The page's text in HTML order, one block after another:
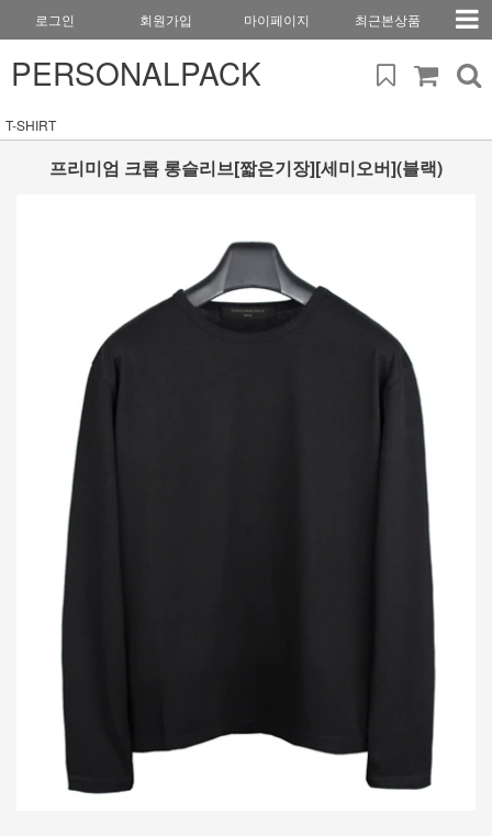
로그인 회원가입 마이페이지 최근본상품
PERSONALPACK
T-SHIRT
프리미엄 크롭 롱슬리브[짧은기장][세미오버](블랙)